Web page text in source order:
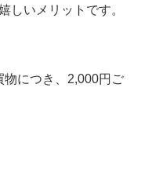
しいメリットです。
物につき、2,000円ご